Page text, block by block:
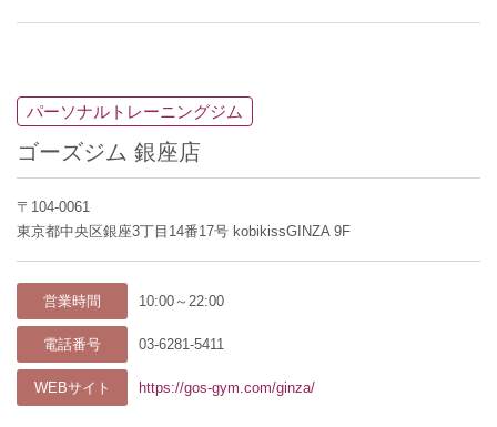
パーソナルトレーニングジム
ゴーズジム 銀座店
〒104-0061
東京都中央区銀座3丁目14番17号 kobikissGINZA 9F
営業時間 10:00～22:00
電話番号 03-6281-5411
WEBサイト https://gos-gym.com/ginza/